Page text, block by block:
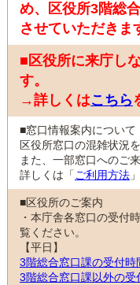
め、区役所3階総
させていただきま
■区役所に来庁し
す。
→詳しくはこちら
■窓口情報案内について
区役所窓口の混雑状況
また、一部窓口へのご
詳しくは「 ご利用方法
■区役所のご案内
・本庁舎各窓口の受付
覧ください。
【平日】
3階総合窓口課の受付時
3階総合窓口課以外の受